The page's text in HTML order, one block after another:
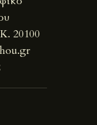
20100